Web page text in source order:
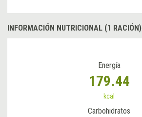
INFORMACIÓN NUTRICIONAL (1 RACIÓN)
Energía
179.44
kcal
Carbohidratos